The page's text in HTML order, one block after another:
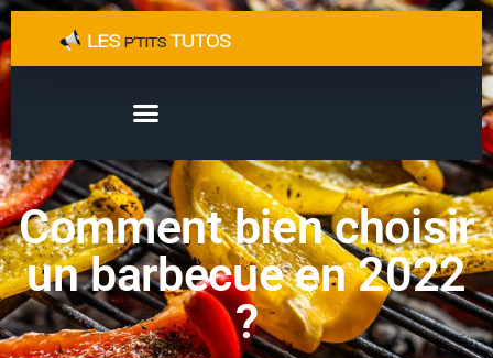
Comment bien choisir
un barbecue en 2022
?